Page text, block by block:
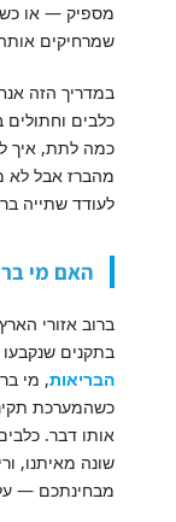
מספיק — או
שמרחיקים
במדריך הזה
כלבים
כמה לתת, איך
מהברז אבל לא
לעודד שתייה
האם מי
ברוב אזורי
בתקנים
הבריאות, מי
כשהמערכת
אותו דבר.
שונה מאיתנו,
מבחינתכם —